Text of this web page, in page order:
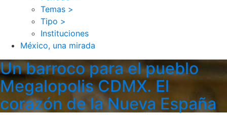
Temas >
Tipo >
Instituciones
México, una mirada
Un barroco para el pueblo
Megalopolis CDMX. El
corazón de la Nueva España